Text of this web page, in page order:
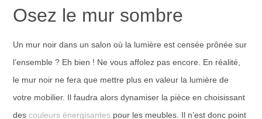
Osez le mur sombre
Un mur noir dans un salon où la lumière est censée prônée sur
l’ensemble ? Eh bien ! Ne vous affolez pas encore. En réalité,
le mur noir ne fera que mettre plus en valeur la lumière de
votre mobilier. Il faudra alors dynamiser la pièce en choisissant
descouleurs énergisantes pour les meubles. Il n’est donc point